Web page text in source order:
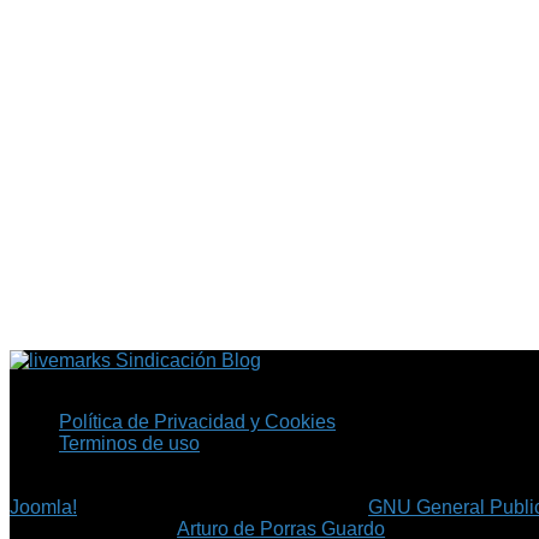
Sindicación Blog
Política de Privacidad y Cookies
Terminos de uso
Joomla!
GNU General
©Arturo de Porras Guardo